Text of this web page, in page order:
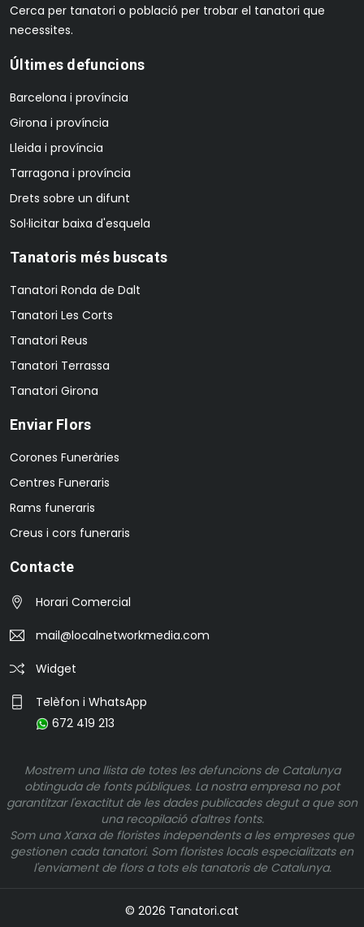
Cerca per tanatori o població per trobar el tanatori que
necessites.
Últimes defuncions
Barcelona i província
Girona i província
Lleida i província
Tarragona i província
Drets sobre un difunt
Sol·licitar baixa d'esquela
Tanatoris més buscats
Tanatori Ronda de Dalt
Tanatori Les Corts
Tanatori Reus
Tanatori Terrassa
Tanatori Girona
Enviar Flors
Corones Funeràries
Centres Funeraris
Rams funeraris
Creus i cors funeraris
Contacte
Horari Comercial
mail@localnetworkmedia.com
Widget
Telèfon i WhatsApp
672 419 213
Mostrem una llista de totes les defuncions de Catalunya
obtinguda de fonts públiques. La nostra empresa no pot
garantitzar l'exactitut de les dades publicades degut a que son
una recopilació d'altres fonts.
Som una Xarxa de floristes independents a les empreses que
gestionen cada tanatori. Som floristes locals especialitzats en
l'enviament de flors a tots els tanatoris de Catalunya.
© 2026 Tanatori.cat